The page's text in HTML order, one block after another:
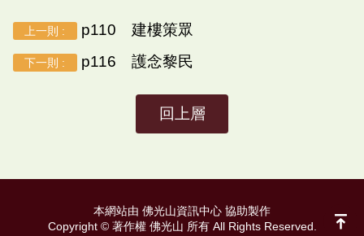
上一則 : p110 建樓策眾
下一則 : p116 護念黎民
回上層
本網站由 佛光山資訊中心 協助製作
Copyright © 著作權 佛光山 所有 All Rights Reserved.